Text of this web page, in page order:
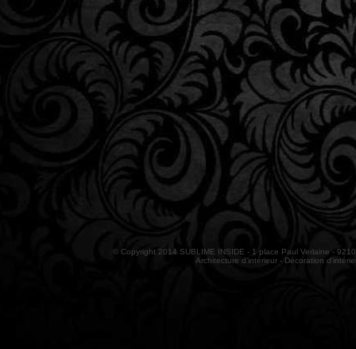
© Copyright 2014 SUBLIME INSIDE - 1 place Paul Verlaine -
Architecture d'intérieur - Décoration